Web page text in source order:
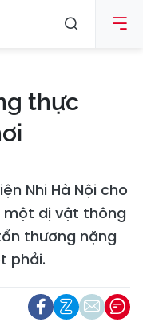
thực
Nhi Hà Nội cho
một dị vật thông
thương nặng
phải.